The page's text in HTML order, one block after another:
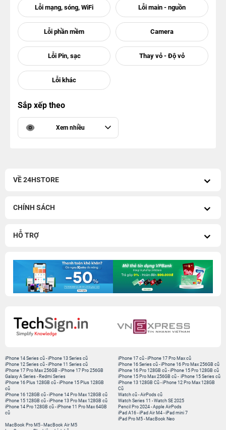
Sắp xếp theo
Xem nhiều
VỀ 24HSTORE
CHÍNH SÁCH
HỖ TRỢ
iPhone 14 Series cũ -iPhone 13 Series cũ
iPhone 12 Series cũ -iPhone 11 Series cũ
iPhone 17 Pro Max 256GB -iPhone 17 Pro 256GB
Galaxy A Series - Redmi Series
iPhone 17 cũ -iPhone 17 Pro Max cũ
iPhone 16 Series cũ - iPhone 16 Pro Max 256GB cũ
iPhone 16 Pro 128GB cũ -iPhone 15 Pro 128GB cũ
iPhone 15 Pro Max 256GB cũ - iPhone 15 Series cũ
iPhone 16 Plus 128GB cũ -iPhone 15 Plus 128GB
cũ
iPhone 16 128GB cũ -iPhone 14 Pro Max 128GB cũ
iPhone 15 128GB cũ -iPhone 13 Pro Max 128GB cũ
iPhone 14 Pro 128GB cũ -iPhone 11 Pro Max 64GB
cũ
iPhone 13 128GB Cũ -iPhone 12 Pro Max 128GB
Cũ
Watch cũ -AirPods cũ
Watch Series 11 -Watch SE 2025
Pencil Pro 2024 -Apple AirPods
iPad A16 -iPad Air M4 -iPad mini 7
iPad Pro M5 - MacBook Neo
MacBook Pro M5 - MacBook Air M5